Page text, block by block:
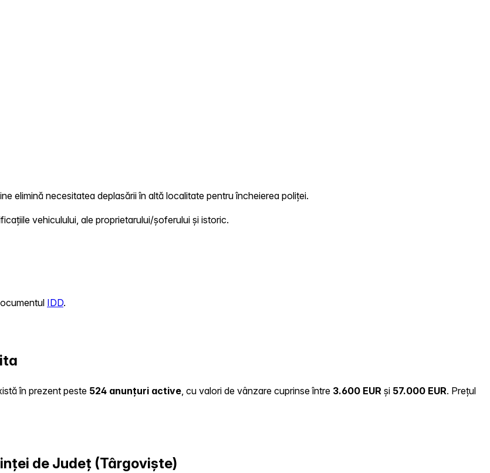
elimină necesitatea deplasării în altă localitate pentru încheierea poliței.
vehiculului, ale proprietarului/șoferului și istoric.
IDD.
în prezent peste 524 anunțuri active , cu valori de vânzare cuprinse între 3.600 EUR și 57.000 EUR. Prețul
de Județ (Târgoviște)